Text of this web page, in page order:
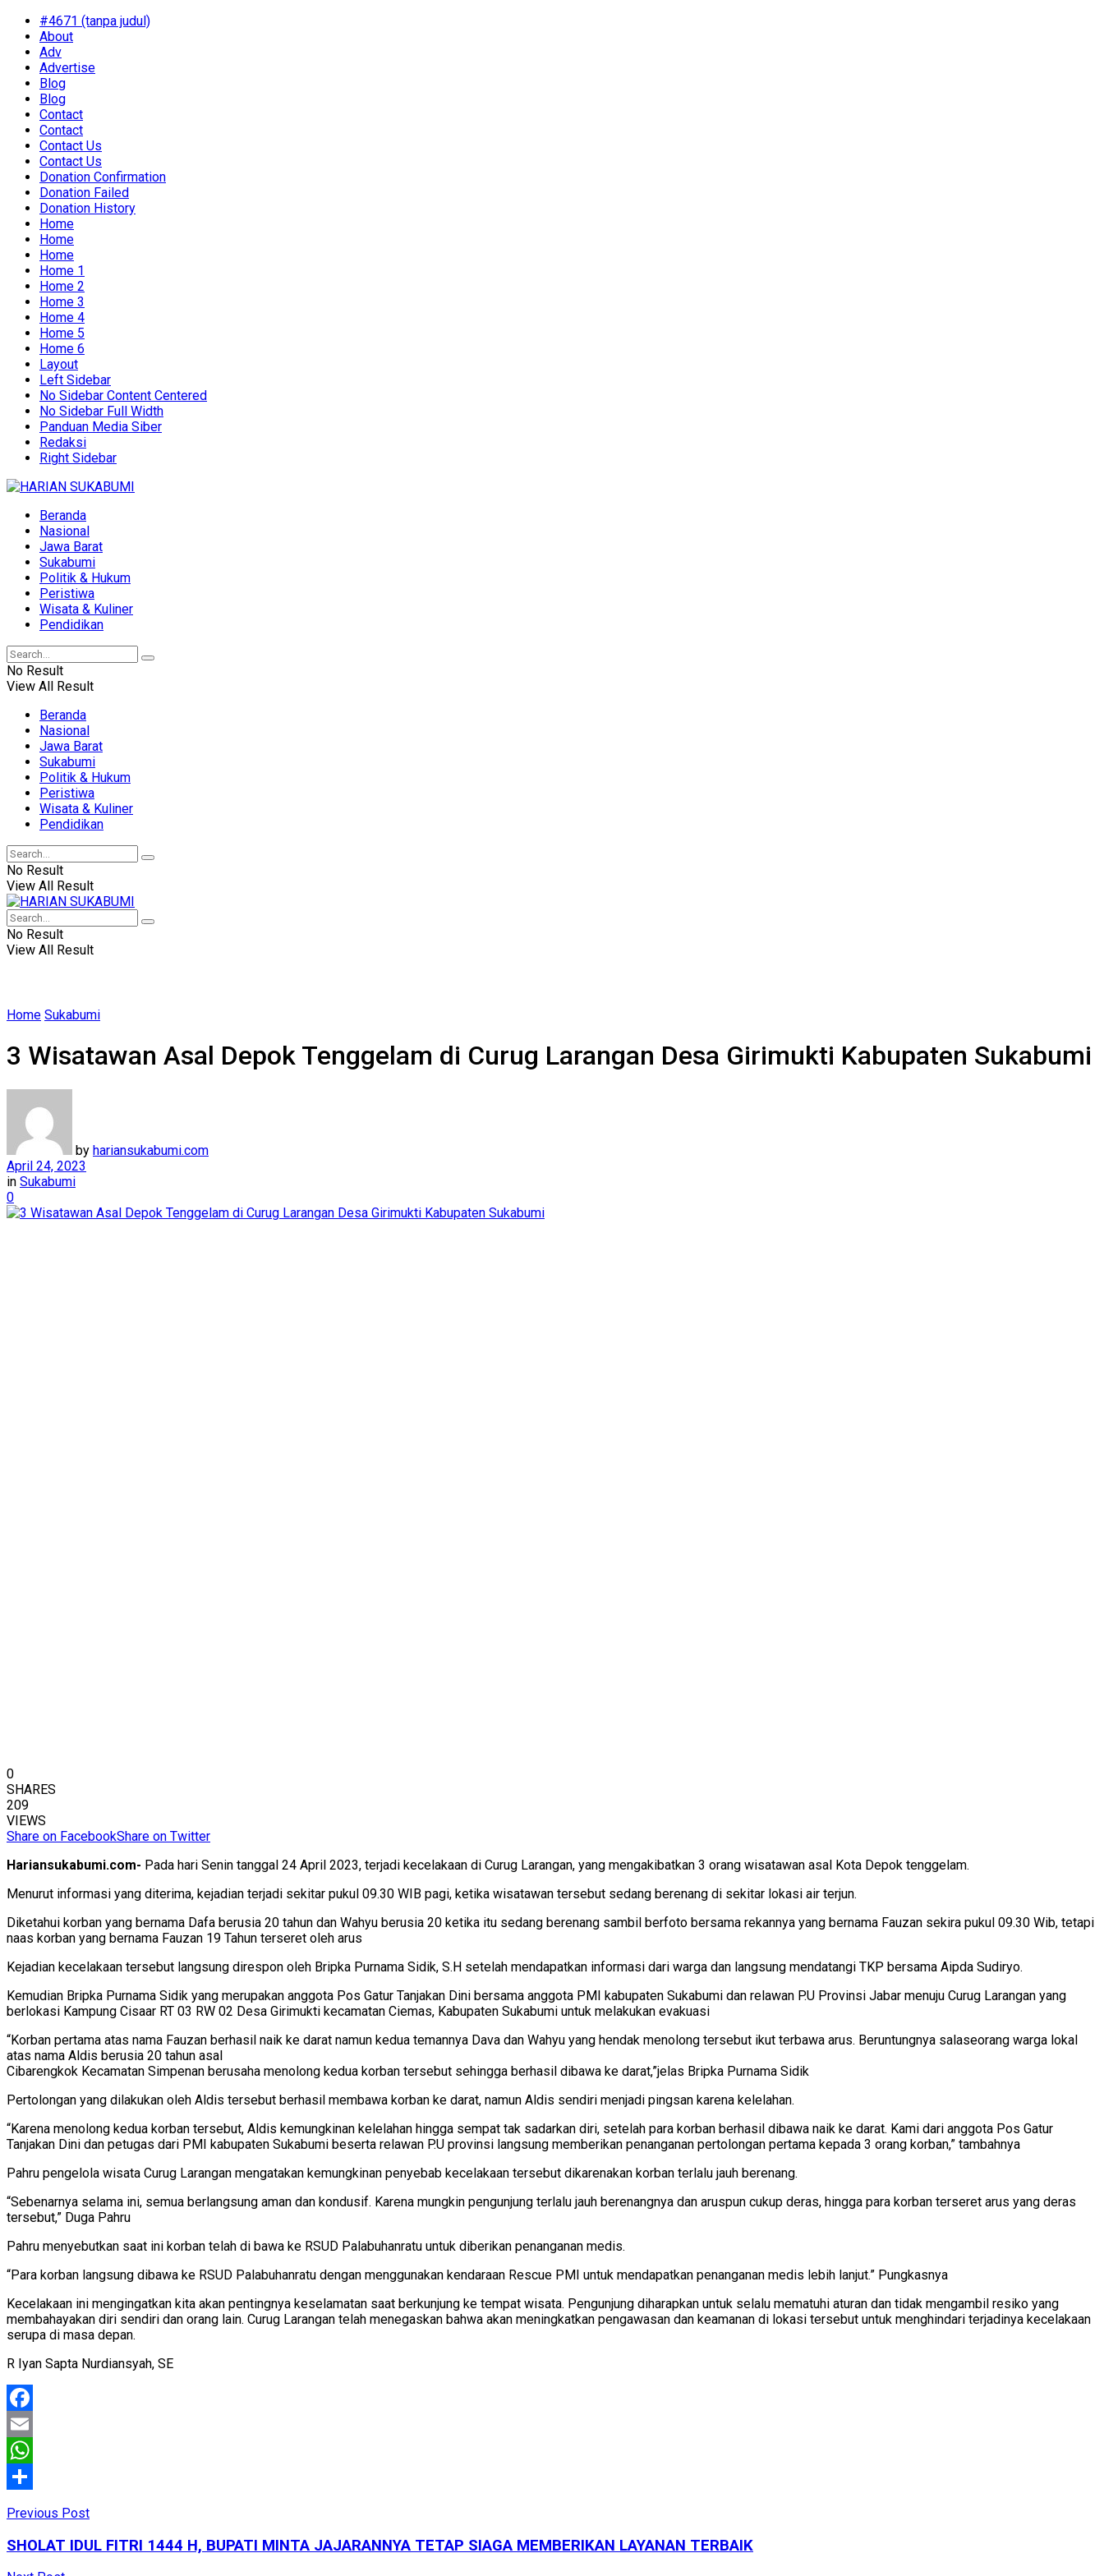
#4671 (tanpa judul)
About
Adv
Advertise
Blog
Blog
Contact
Contact
Contact Us
Contact Us
Donation Confirmation
Donation Failed
Donation History
Home
Home
Home
Home 1
Home 2
Home 3
Home 4
Home 5
Home 6
Layout
Left Sidebar
No Sidebar Content Centered
No Sidebar Full Width
Panduan Media Siber
Redaksi
Right Sidebar
Beranda
Nasional
Jawa Barat
Sukabumi
Politik & Hukum
Peristiwa
Wisata & Kuliner
Pendidikan
No Result
View All Result
Beranda
Nasional
Jawa Barat
Sukabumi
Politik & Hukum
Peristiwa
Wisata & Kuliner
Pendidikan
No Result
View All Result
No Result
View All Result
Home Sukabumi
3 Wisatawan Asal Depok Tenggelam di Curug Larangan Desa Girimukti Kabupaten Sukabumi
by hariansukabumi.com
April 24, 2023
in Sukabumi
0
0
SHARES
209
VIEWS
Share on FacebookShare on Twitter
Hariansukabumi.com- Pada hari Senin tanggal 24 April 2023, terjadi kecelakaan di Curug Larangan, yang mengakibatkan 3 orang wisatawan asal Kota Depok tenggelam.
Menurut informasi yang diterima, kejadian terjadi sekitar pukul 09.30 WIB pagi, ketika wisatawan tersebut sedang berenang di sekitar lokasi air terjun.
Diketahui korban yang bernama Dafa berusia 20 tahun dan Wahyu berusia 20 ketika itu sedang berenang sambil berfoto bersama rekannya yang bernama Fauzan sekira pukul 09.30 Wib, tetapi
naas korban yang bernama Fauzan 19 Tahun terseret oleh arus
Kejadian kecelakaan tersebut langsung direspon oleh Bripka Purnama Sidik, S.H setelah mendapatkan informasi dari warga dan langsung mendatangi TKP bersama Aipda Sudiryo.
Kemudian Bripka Purnama Sidik yang merupakan anggota Pos Gatur Tanjakan Dini bersama anggota PMI kabupaten Sukabumi dan relawan P.U Provinsi Jabar menuju Curug Larangan yang
berlokasi Kampung Cisaar RT 03 RW 02 Desa Girimukti kecamatan Ciemas, Kabupaten Sukabumi untuk melakukan evakuasi
“Korban pertama atas nama Fauzan berhasil naik ke darat namun kedua temannya Dava dan Wahyu yang hendak menolong tersebut ikut terbawa arus. Beruntungnya salaseorang warga lokal
atas nama Aldis berusia 20 tahun asal
Cibarengkok Kecamatan Simpenan berusaha menolong kedua korban tersebut sehingga berhasil dibawa ke darat,”jelas Bripka Purnama Sidik
Pertolongan yang dilakukan oleh Aldis tersebut berhasil membawa korban ke darat, namun Aldis sendiri menjadi pingsan karena kelelahan.
“Karena menolong kedua korban tersebut, Aldis kemungkinan kelelahan hingga sempat tak sadarkan diri, setelah para korban berhasil dibawa naik ke darat. Kami dari anggota Pos Gatur
Tanjakan Dini dan petugas dari PMI kabupaten Sukabumi beserta relawan P.U provinsi langsung memberikan penanganan pertolongan pertama kepada 3 orang korban,” tambahnya
Pahru pengelola wisata Curug Larangan mengatakan kemungkinan penyebab kecelakaan tersebut dikarenakan korban terlalu jauh berenang.
“Sebenarnya selama ini, semua berlangsung aman dan kondusif. Karena mungkin pengunjung terlalu jauh berenangnya dan aruspun cukup deras, hingga para korban terseret arus yang deras
tersebut,” Duga Pahru
Pahru menyebutkan saat ini korban telah di bawa ke RSUD Palabuhanratu untuk diberikan penanganan medis.
“Para korban langsung dibawa ke RSUD Palabuhanratu dengan menggunakan kendaraan Rescue PMI untuk mendapatkan penanganan medis lebih lanjut.” Pungkasnya
Kecelakaan ini mengingatkan kita akan pentingnya keselamatan saat berkunjung ke tempat wisata. Pengunjung diharapkan untuk selalu mematuhi aturan dan tidak mengambil resiko yang
membahayakan diri sendiri dan orang lain. Curug Larangan telah menegaskan bahwa akan meningkatkan pengawasan dan keamanan di lokasi tersebut untuk menghindari terjadinya kecelakaan
serupa di masa depan.
R Iyan Sapta Nurdiansyah, SE
Facebook
Email
WhatsApp
Previous Post
SHOLAT IDUL FITRI 1444 H, BUPATI MINTA JAJARANNYA TETAP SIAGA MEMBERIKAN LAYANAN TERBAIK